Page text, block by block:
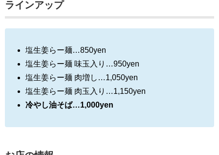
ラインアップ
塩生姜らー麺…850yen
塩生姜らー麺 味玉入り…950yen
塩生姜らー麺 肉増し…1,050yen
塩生姜らー麺 肉玉入り…1,150yen
冷やし油そば…1,000yen